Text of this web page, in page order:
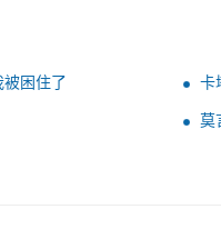
困住了 卡
莫